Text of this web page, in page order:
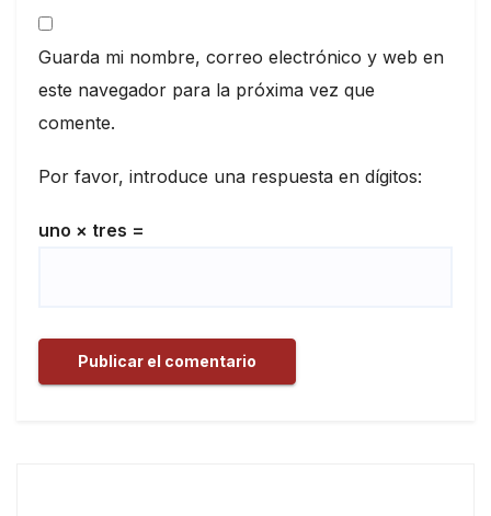
Guarda mi nombre, correo electrónico y web en
este navegador para la próxima vez que
comente.
Por favor, introduce una respuesta en dígitos:
uno × tres =